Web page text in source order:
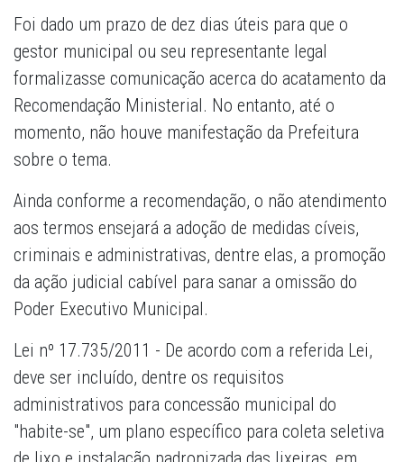
Foi dado um prazo de dez dias úteis para que o
gestor municipal ou seu representante legal
formalizasse comunicação acerca do acatamento da
Recomendação Ministerial. No entanto, até o
momento, não houve manifestação da Prefeitura
sobre o tema.
Ainda conforme a recomendação, o não atendimento
aos termos ensejará a adoção de medidas cíveis,
criminais e administrativas, dentre elas, a promoção
da ação judicial cabível para sanar a omissão do
Poder Executivo Municipal.
Lei nº 17.735/2011 - De acordo com a referida Lei,
deve ser incluído, dentre os requisitos
administrativos para concessão municipal do
"habite-se", um plano específico para coleta seletiva